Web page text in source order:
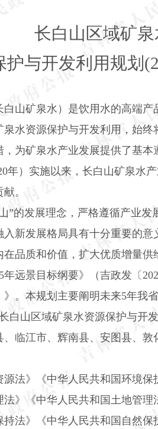
长白山区域矿
护与开发利用规划
山矿泉水）是饮用水的高端
水资源保护与开发利用，始
为矿泉水产业发展提供了基
年）实施以来，长白山矿泉水
。
”的发展理念，严格遵循产业发
新发展格局具有十分重要的
品质和价值，扩大优质增量
年远景目标纲要》（吉政发〔
》。本规划主要阐明未来5年我
白山区域矿泉水资源保护与开
临江市、辉南县、安图县、敦
法》《中华人民共和国环境
》《中华人民共和国土地管
法》《中华人民共和国自然